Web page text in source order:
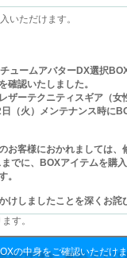
いただけます。
ュームアバターDX選択
確認いたしました。
ザーテクニティスギア（女
（火）メンテナンス時に
お客様におかれましては
でに、BOXアイテムを購
。
けしましたことを深くお詫
す。
の中身をご確認いただけ